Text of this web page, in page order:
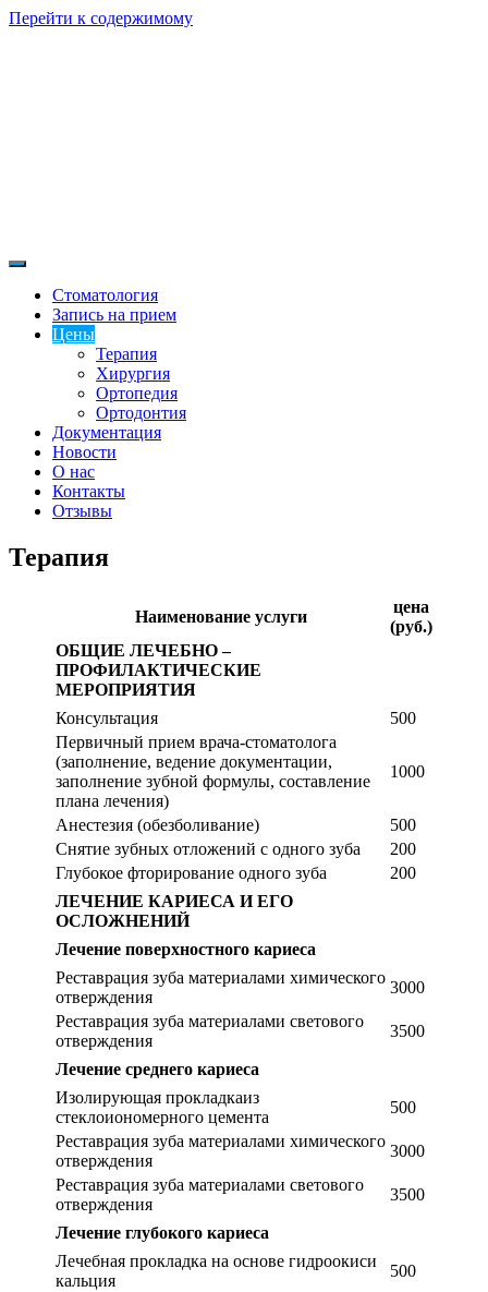
Перейти к содержимому
Стоматологическая клиника
Жемчуг
Кропоткин, пр. Ворошилова, 65
Стоматология
Запись на прием
Цены
Терапия
Хирургия
Ортопедия
Ортодонтия
Документация
Новости
О нас
Контакты
Отзывы
Терапия
Наименование услуги
цена
(руб.)
ОБЩИЕ ЛЕЧЕБНО –
ПРОФИЛАКТИЧЕСКИЕ
МЕРОПРИЯТИЯ
Консультация
500
Первичный прием врача-стоматолога
(заполнение, ведение документации,
заполнение зубной формулы, составление
плана лечения)
1000
Анестезия (обезболивание)
500
Снятие зубных отложений с одного зуба
200
Глубокое фторирование одного зуба
200
ЛЕЧЕНИЕ КАРИЕСА И ЕГО
ОСЛОЖНЕНИЙ
Лечение поверхностного кариеса
Реставрация зуба материалами химического
отверждения
3000
Реставрация зуба материалами светового
отверждения
3500
Лечение среднего кариеса
Изолирующая прокладкаиз
стеклоиономерного цемента
500
Реставрация зуба материалами химического
отверждения
3000
Реставрация зуба материалами светового
отверждения
3500
Лечение глубокого кариеса
Лечебная прокладка на основе гидроокиси
кальция
500